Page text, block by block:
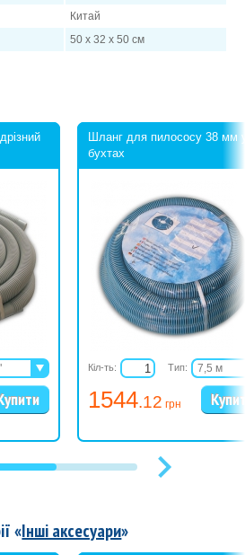
Китай
50 х 32 х 50 см
Шланг для пилососу 38 мм
бухтах
1544.12 грн
Кіл-ть: Тип:
7,5 м
10,5 м
13 м
15 м
«Інші аксесуари»